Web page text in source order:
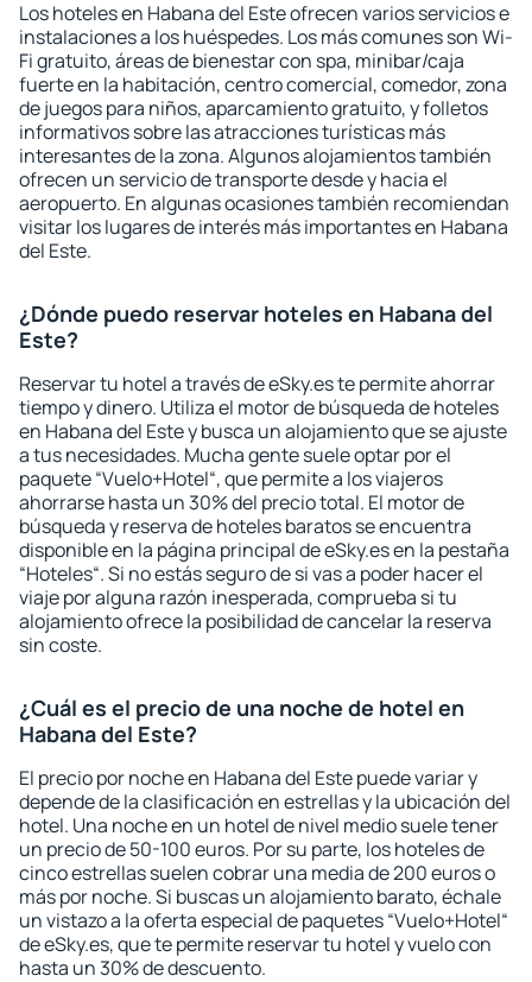
Los hoteles en Habana del Este ofrecen varios servicios e
instalaciones a los huéspedes. Los más comunes son Wi-
Fi gratuito, áreas de bienestar con spa, minibar/caja
fuerte en la habitación, centro comercial, comedor, zona
de juegos para niños, aparcamiento gratuito, y folletos
informativos sobre las atracciones turísticas más
interesantes de la zona. Algunos alojamientos también
ofrecen un servicio de transporte desde y hacia el
aeropuerto. En algunas ocasiones también recomiendan
visitar los lugares de interés más importantes en Habana
del Este.
¿Dónde puedo reservar hoteles en Habana del
Este?
Reservar tu hotel a través de eSky.es te permite ahorrar
tiempo y dinero. Utiliza el motor de búsqueda de hoteles
en Habana del Este y busca un alojamiento que se ajuste
a tus necesidades. Mucha gente suele optar por el
paquete “Vuelo+Hotel“, que permite a los viajeros
ahorrarse hasta un 30% del precio total. El motor de
búsqueda y reserva de hoteles baratos se encuentra
disponible en la página principal de eSky.es en la pestaña
“Hoteles“. Si no estás seguro de si vas a poder hacer el
viaje por alguna razón inesperada, comprueba si tu
alojamiento ofrece la posibilidad de cancelar la reserva
sin coste.
¿Cuál es el precio de una noche de hotel en
Habana del Este?
El precio por noche en Habana del Este puede variar y
depende de la clasificación en estrellas y la ubicación del
hotel. Una noche en un hotel de nivel medio suele tener
un precio de 50-100 euros. Por su parte, los hoteles de
cinco estrellas suelen cobrar una media de 200 euros o
más por noche. Si buscas un alojamiento barato, échale
un vistazo a la oferta especial de paquetes “Vuelo+Hotel“
de eSky.es, que te permite reservar tu hotel y vuelo con
hasta un 30% de descuento.